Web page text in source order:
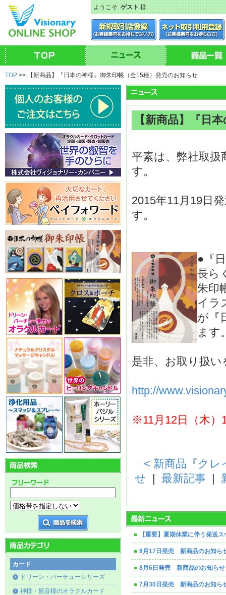
ようこそゲスト様
TOP >> 【新商品】『日本の神様』御朱印帳（全15種）発売のお知らせ
カード
ドリーン・バーチューシリーズ
神様・観音様のオラクルカード
【新商品】『日
平素は、弊社取
す。
2015年11月19日
す。
●『
長ら
朱印
イラ
が『
ます
是非、お取り扱
http://
※11月12日（木）
< 新商品『ク
せ
最新記事
【重要】夏期休業に伴う発送
8月17日発売 新商品のお知ら
8月6日発売 新商品のお知らせ
7月30日発売 新商品のお知ら